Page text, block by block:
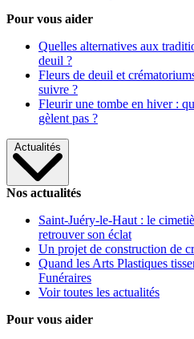
Pour vous aider
Quelles alternatives aux
deuil ?
Fleurs de deuil et
suivre ?
Fleurir une tombe en hiver :
gèlent pas ?
Actualités
Nos actualités
Saint-Juéry-le-Haut : le
retrouver son éclat
Un projet de construction de
Quand les Arts Plastiques
Funéraires
Voir toutes les actualités
Pour vous aider